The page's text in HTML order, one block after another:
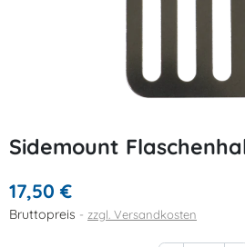
Sidemount
17,50 €
Bruttopreis zzgl. Versandkosten